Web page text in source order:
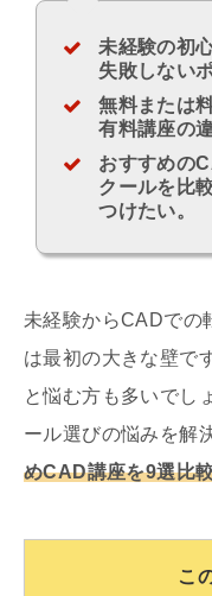
未経験の初
失敗しない
無料または
有料講座の
おすすめの
クールを比
つけたい。
未経験からCADでの
は最初の大きな壁で
と悩む方も多いでし
ール選びの悩みを解
めCAD講座を9選比
こ